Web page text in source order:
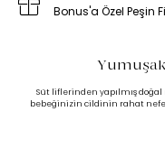
Bonus'a Özel Peşin
Süt liflerinden yapılmış
bebeğinizin cildinin rahat